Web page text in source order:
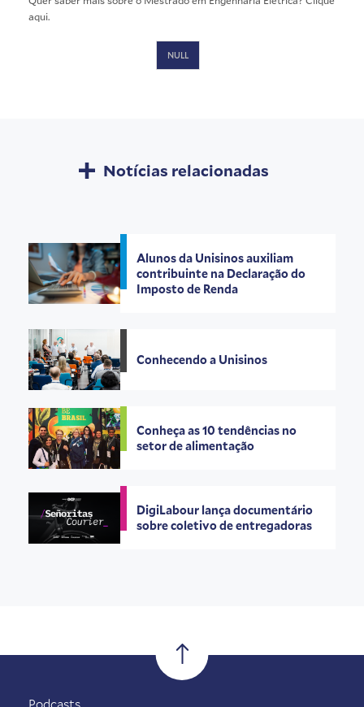
aqui.
NULL
Notícias relacionadas
Alunos da Unisinos auxiliam
contribuinte na Declaração do
Imposto de Renda
Conhecendo a Unisinos
Conheça as 10 tendências no
setor de alimentação
DigiLabour lança documentário
sobre coletivo de entregadoras